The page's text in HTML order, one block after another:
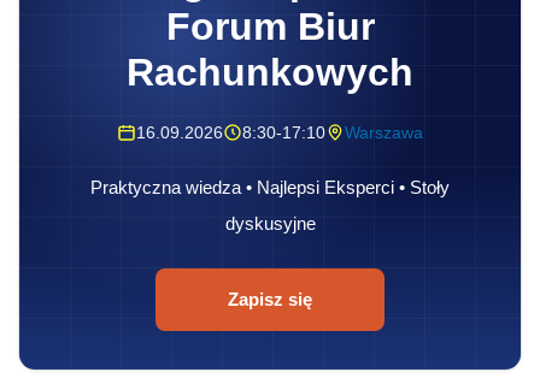
Forum Biur
Rachunkowych
16.09.2026 8:30-17:10 Warszawa
Praktyczna wiedza • Najlepsi Eksperci • Stoły
dyskusyjne
Zapisz się